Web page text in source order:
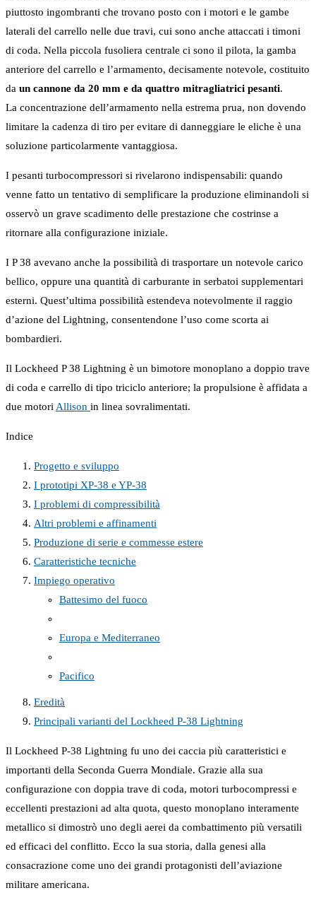
piuttosto ingombranti che trovano posto con i motori e le gambe
laterali del carrello nelle due travi, cui sono anche attaccati i timoni
di coda. Nella piccola fusoliera centrale ci sono il pilota, la gamba
anteriore del carrello e l’armamento, decisamente notevole, costituito
da un cannone da 20 mm e da quattro mitragliatrici pesanti.
La concentrazione dell’armamento nella estrema prua, non dovendo
limitare la cadenza di tiro per evitare di danneggiare le eliche è una
soluzione particolarmente vantaggiosa.
I pesanti turbocompressori si rivelarono indispensabili: quando
venne fatto un tentativo di semplificare la produzione eliminandoli si
osservò un grave scadimento delle prestazione che costrinse a
ritornare alla configurazione iniziale.
I P 38 avevano anche la possibilità di trasportare un notevole carico
bellico, oppure una quantità di carburante in serbatoi supplementari
esterni. Quest’ultima possibilità estendeva notevolmente il raggio
d’azione del Lightning, consentendone l’uso come scorta ai
bombardieri.
Il Lockheed P 38 Lightning è un bimotore monoplano a doppio trave
di coda e carrello di tipo triciclo anteriore; la propulsione è affidata a
due motoriAllison in linea sovralimentati.
Indice
Progetto e sviluppo
I prototipi XP-38 e YP-38
I problemi di compressibilità
Altri problemi e affinamenti
Produzione di serie e commesse estere
Caratteristiche tecniche
Impiego operativo
Battesimo del fuoco
Europa e Mediterraneo
Pacifico
Eredità
Principali varianti del Lockheed P-38 Lightning
Il Lockheed P-38 Lightning fu uno dei caccia più caratteristici e
importanti della Seconda Guerra Mondiale. Grazie alla sua
configurazione con doppia trave di coda, motori turbocompressi e
eccellenti prestazioni ad alta quota, questo monoplano interamente
metallico si dimostrò uno degli aerei da combattimento più versatili
ed efficaci del conflitto. Ecco la sua storia, dalla genesi alla
consacrazione come uno dei grandi protagonisti dell’aviazione
militare americana.